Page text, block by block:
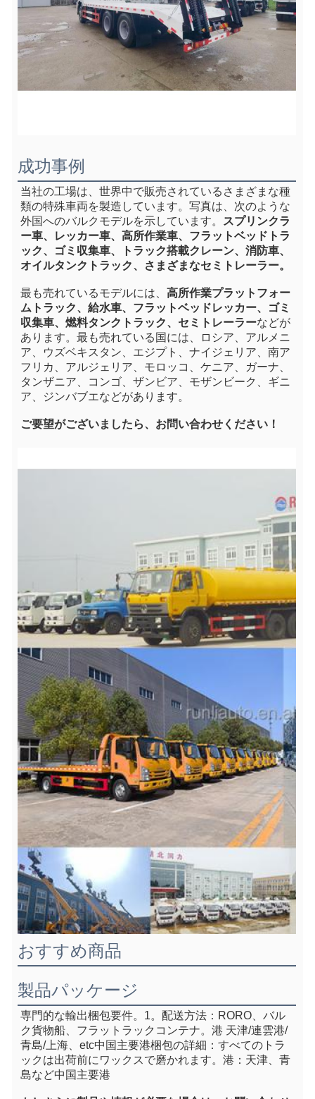
成功事例
当社の工場は、世界中で販売されているさまざまな種
類の特殊車両を製造しています。写真は、次のような
外国へのバルクモデルを示しています。
スプリンクラ
ー車、レッカー車、高所作業車、フラットベッドトラ
ック、ゴミ収集車、トラック搭載クレーン、消防車、
オイルタンクトラック、さまざまなセミトレーラー。
最も売れているモデルには、 高所作業プラットフォー
ムトラック、給水車、フラットベッドレッカー、ゴミ
収集車、燃料タンクトラック、セミトレーラーなどが
あります。最も売れている国には、ロシア、アルメニ
ア、ウズベキスタン、エジプト、ナイジェリア、南ア
フリカ、アルジェリア、モロッコ、ケニア、ガーナ、
タンザニア、コンゴ、ザンビア、モザンビーク、ギニ
ア、ジンバブエなどがあります。
ご要望がございましたら、お問い合わせください！
おすすめ商品
製品パッケージ
専門的な輸出梱包要件。1。 配送方法：RORO、バル
ク貨物船、フラットラックコンテナ。港 天津/連雲港/
青島/上海、etc中国主要港梱包の詳細：すべてのトラ
ックは出荷前にワックスで磨かれます。港：天津、青
島など中国主要港